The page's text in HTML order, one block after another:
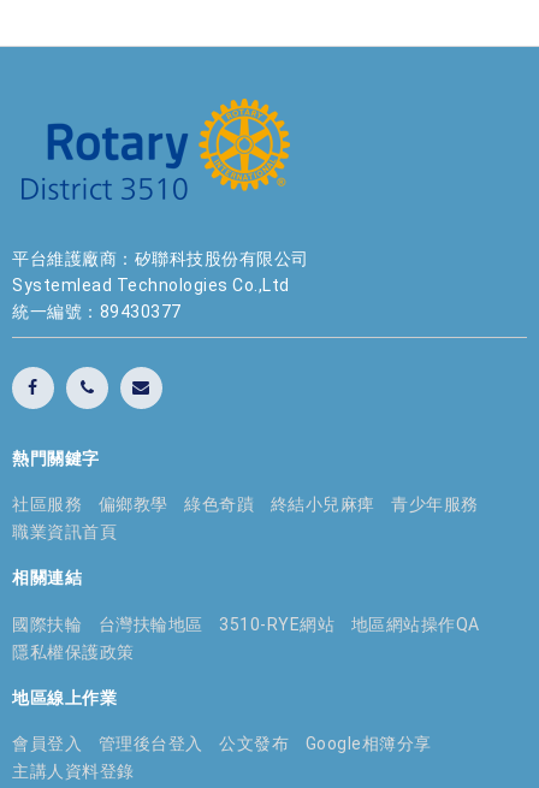
平台維護廠商：矽聯科技股份有限公司
Systemlead Technologies Co.,Ltd
統一編號：89430377
熱門關鍵字
社區服務 偏鄉教學 綠色奇蹟 終結小兒麻痺
青少年服務
職業資訊首頁
相關連結
國際扶輪 台灣扶輪地區 3510-RYE網站
地區網站操作QA
隱私權保護政策
地區線上作業
會員登入 管理後台登入 公文發布
Google相簿分享
主講人資料登錄